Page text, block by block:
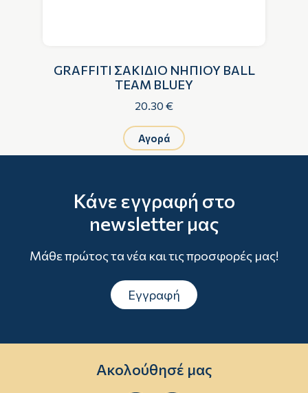
GRAFFITI ΣΑΚΙΔΙΟ ΝΗΠΙΟΥ BALL
TEAM BLUEY
20.30 €
Αγορά
Κάνε εγγραφή στο
newsletter μας
Μάθε πρώτος τα νέα και τις προσφορές μας!
Εγγραφή
Ακολούθησέ μας